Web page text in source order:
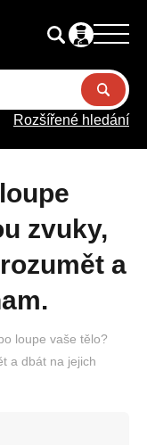
Rozšířené hledání
zvuky,
a
loupe vaše tělo?
a dbát na jejich